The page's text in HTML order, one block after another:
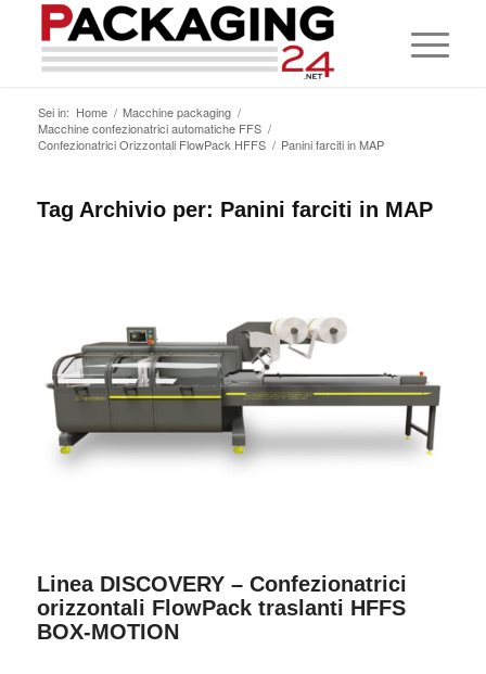
Sei in: Home / Macchine packaging /
Macchine confezionatrici automatiche FFS /
Confezionatrici Orizzontali FlowPack HFFS / Panini farciti in MAP
Tag Archivio per: Panini farciti in MAP
Linea DISCOVERY – Confezionatrici
orizzontali FlowPack traslanti HFFS
BOX-MOTION